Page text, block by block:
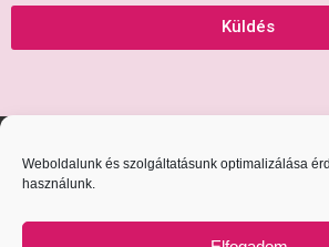
Weboldalunk és szolgáltatásunk optimalizálása
használunk.
Küldés
Copyright 2020 © Minden Jog